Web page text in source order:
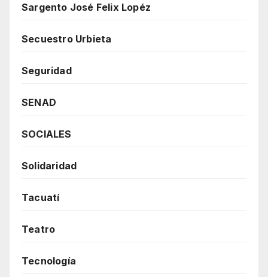
Sargento José Felix Lopéz
Secuestro Urbieta
Seguridad
SENAD
SOCIALES
Solidaridad
Tacuatí
Teatro
Tecnología